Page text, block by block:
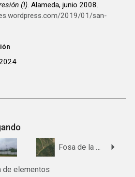
(I). Alameda, junio 2008.
2019/01/san-
de elementos